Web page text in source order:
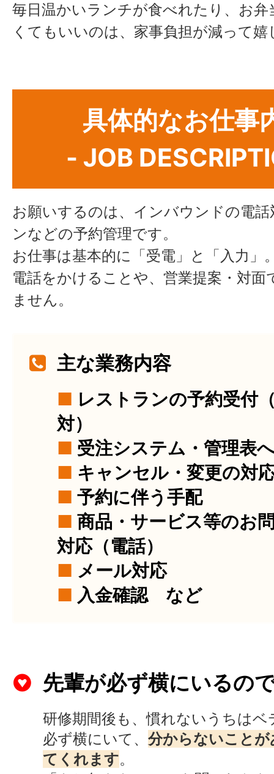
毎日温かいランチが食べれたり、お弁
くてもいいのは、家事負担が減って
具体的なお仕事
- JOB
お願いするのは、インバウンドの電
ンなどの予約管理です。
お仕事は基本的に「受電」と「入力」
電話をかけることや、営業提案・対面
ません。
主な業務内容
■ レストランの予約受付
対）
■ 受注システム・管理表
■ キャンセル・変更の対
■ 予約に伴う手配
■ 商品・サービス等のお
対応（電話）
■ メール対応
■ 入金確認 など
先輩が必ず横にいるの
研修期間後も、慣れないうちは
必ず横にいて、分からないこと
てくれます。